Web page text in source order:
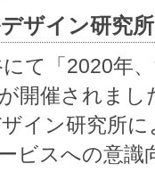
ザイン研究
て「2020年
開催されまし
イン研究所
ビスへの意識